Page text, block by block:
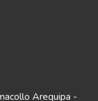
Arequipa -